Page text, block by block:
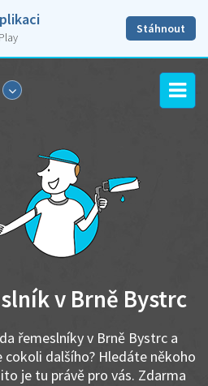
Stáhnout
v Brně Bystrc
řemeslníky v Brně Bystrc a
dalšího? Hledáte někoho
je tu právě pro vás. Zdarma